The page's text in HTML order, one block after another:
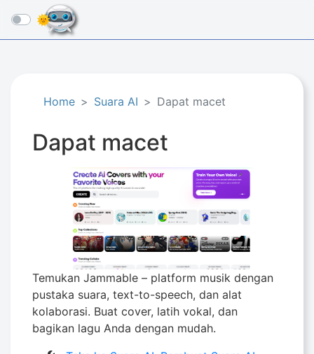
☰
Home Suara AI Dapat macet
Dapat macet
Temukan Jammable – platform musik dengan
pustaka suara, text-to-speech, dan alat
kolaborasi. Buat cover, latih vokal, dan
bagikan lagu Anda dengan mudah.